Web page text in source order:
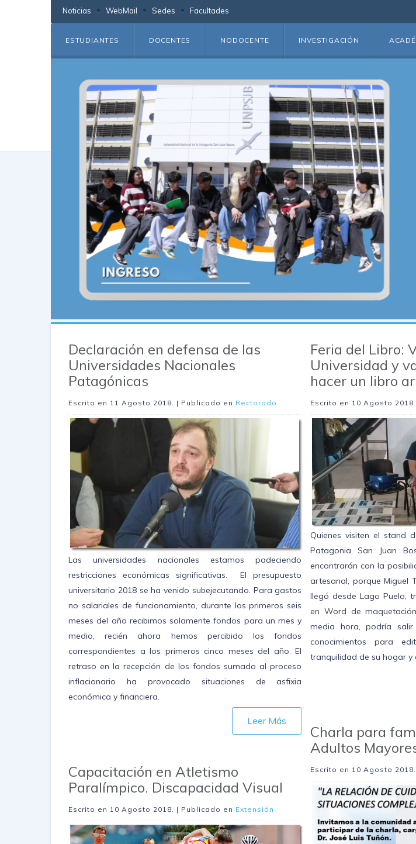
Noticias WebMail Sedes Facultades
ESTUDIANTES DOCENTES NODOCENTE INVESTIGACIÓN
Declaración en defensa de las
Universidades Nacionales
Patagónicas
Escrito en 11 Agosto 2018. | Publicado en Rectorado
Las universidades nacionales estamos padeciendo
restricciones económicas significativas. El presupuesto
universitario 2018 se ha venido subejecutando. Para gastos
no salariales de funcionamiento, durante los primeros seis
meses del año recibimos solamente fondos para un mes y
medio, recién ahora hemos percibido los fondos
correspondientes a los primeros cinco meses del año. El
retraso en la recepción de los fondos sumado al proceso
inflacionario ha provocado situaciones de asfixia
económica y financiera.
Leer Más
Capacitación en Atletismo
Paralímpico. Discapacidad Visual
Escrito en 10 Agosto 2018. | Publicado en Extensión
Feria del Libro:
Universidad y
hacer un libro
Escrito en 10 Agosto 2018
Quienes visiten el stand
Patagonia San Juan
encontrarán con la
artesanal, porque Miguel
llegó desde Lago Puelo,
en Word de
media hora, podría
conocimientos para
tranquilidad de su hogar y
Charla para
Adultos
Escrito en 10 Agosto 2018